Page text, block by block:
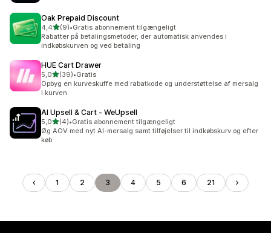
Oak Prepaid Discount
4,4ud af 5 stjerner
(9)
9 anmeldelser i alt
•Gratis abonnement tilgængeligt
Rabatter på betalingsmetoder, der automatisk anvendes i
indkøbskurven og ved betaling
HUE Cart Drawer
5,0ud af 5 stjerner
(39)
39 anmeldelser i alt
•Gratis
Opbyg en kurveskuffe med rabatkode og understøttelse af mersalg
i kurven
AI Upsell & Cart ‑ WeUpsell
5,0ud af 5 stjerner
(4)
4 anmeldelser i alt
•Gratis abonnement tilgængeligt
Øg AOV med nyt AI-mersalg samt tilføjelser til indkøbskurv og efter
køb
1 2 3 4 5 6 21